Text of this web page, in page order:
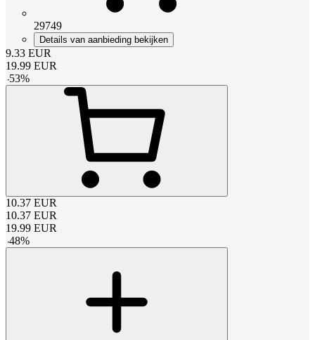
29749
Details van aanbieding bekijken
9.33 EUR
19.99 EUR
-53%
10.37 EUR
10.37 EUR
19.99 EUR
-48%